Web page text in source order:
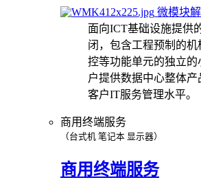
微模块
面向ICT基础设施提供
闭，包含工程预制的
控等功能单元的独立
户提供数据中心整体
客户IT服务管理水平。
商用终端服务
（台式机 笔记本 显示器）
商用终端服务